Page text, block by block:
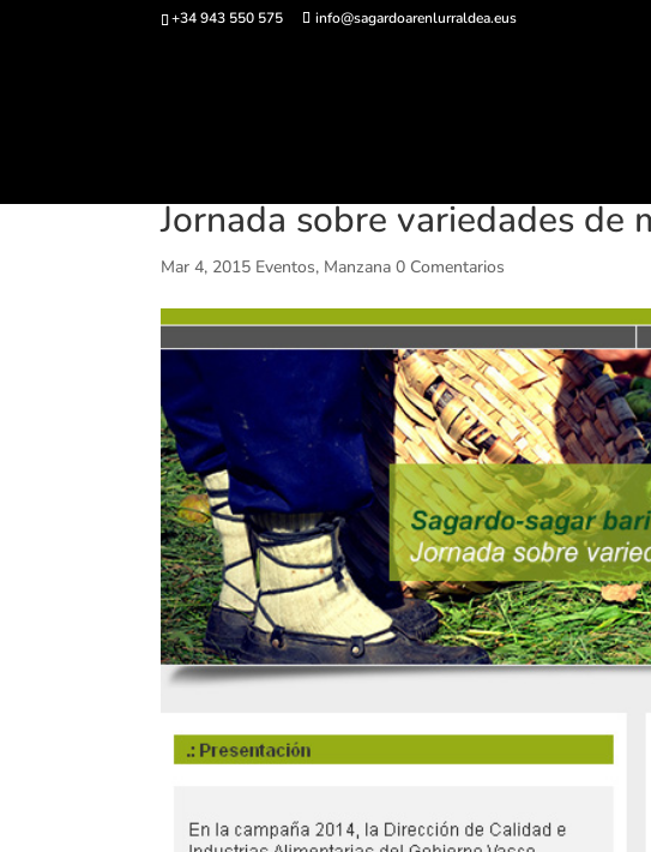
+34 943 550 575 info@sagardoarenlurraldea.eus
Jornada sobre variedades de
Mar 4, 2015 Eventos, Manzana 0 Comentarios